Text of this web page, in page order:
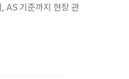
AS 기준까지 현장 관